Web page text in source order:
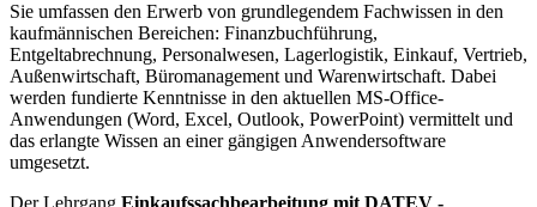
Sie umfassen den Erwerb von grundlegendem Fachwissen in den
kaufmännischen Bereichen: Finanzbuchführung,
Entgeltabrechnung, Personalwesen, Lagerlogistik, Einkauf, Vertrieb,
Außenwirtschaft, Büromanagement und Warenwirtschaft. Dabei
werden fundierte Kenntnisse in den aktuellen MS-Office-
Anwendungen (Word, Excel, Outlook, PowerPoint) vermittelt und
das erlangte Wissen an einer gängigen Anwendersoftware
umgesetzt.